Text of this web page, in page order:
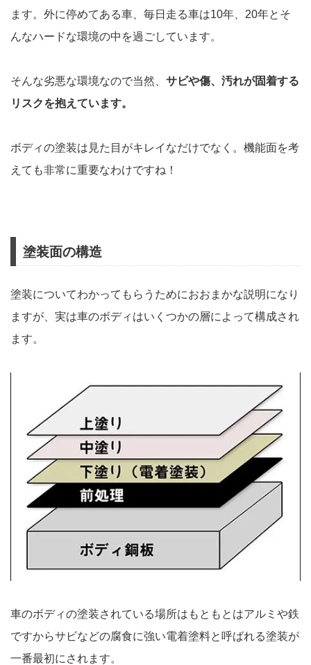
ます。外に停めてある車、毎日走る車は10年、20年とそ
んなハードな環境の中を過ごしています。
そんな劣悪な環境なので当然、 サビや傷、汚れが固着する
リスクを抱えています。
ボディの塗装は見た目がキレイなだけでなく。機能面を考
えても非常に重要なわけですね！
塗装面の構造
塗装についてわかってもらうためにおおまかな説明になり
ますが、実は車のボディはいくつかの層によって構成され
ます。
車のボディの塗装されている場所はもともとはアルミや鉄
ですからサビなどの腐食に強い電着塗料と呼ばれる塗装が
一番最初にされます。